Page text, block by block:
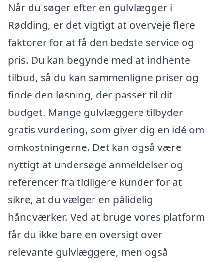
Når du søger efter en gulvlægger i
Rødding, er det vigtigt at overveje flere
faktorer for at få den bedste service og
pris. Du kan begynde med at indhente
tilbud, så du kan sammenligne priser og
finde den løsning, der passer til dit
budget. Mange gulvlæggere tilbyder
gratis vurdering, som giver dig en idé om
omkostningerne. Det kan også være
nyttigt at undersøge anmeldelser og
referencer fra tidligere kunder for at
sikre, at du vælger en pålidelig
håndværker. Ved at bruge vores platform
får du ikke bare en oversigt over
relevante gulvlæggere, men også